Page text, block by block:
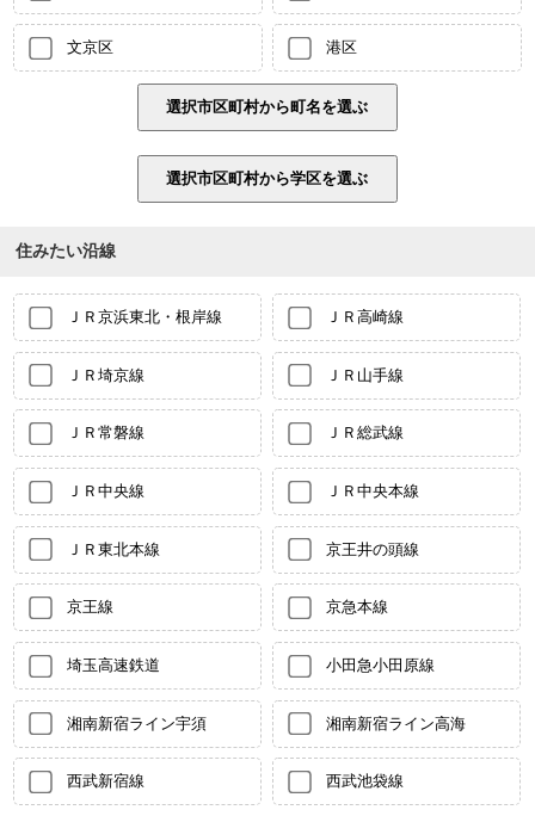
文京区 港区
住みたい沿線
ＪＲ京浜東北・根岸線 ＪＲ高崎線
ＪＲ埼京線 ＪＲ山手線
ＪＲ常磐線 ＪＲ総武線
ＪＲ中央線 ＪＲ中央本線
ＪＲ東北本線 京王井の頭線
京王線 京急本線
埼玉高速鉄道 小田急小田原線
湘南新宿ライン宇須 湘南新宿ライン高海
西武新宿線 西武池袋線